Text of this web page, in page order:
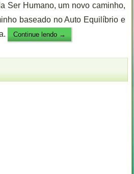
Ser Humano, um novo caminho,
baseado no Auto Equilíbrio e
Continue lendo →